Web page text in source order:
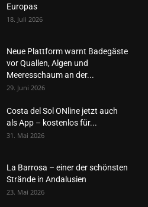
Europas
18. Juli 2026
Neue Plattform warnt Badegäste
vor Quallen, Algen und
Meeresschaum an der...
29. Juni 2026
Costa del Sol ONline jetzt auch
als App – kostenlos für...
31. Mai 2026
La Barrosa – einer der schönsten
Strände in Andalusien
23. Mai 2026